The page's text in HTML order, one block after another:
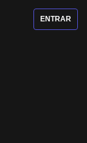
ENTRAR